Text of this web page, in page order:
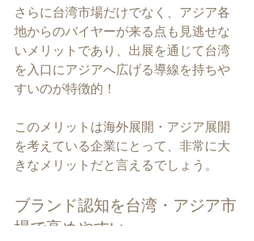
さらに台湾市場だけでなく、アジア各
地からのバイヤーが来る点も見逃せな
いメリットであり、出展を通じて台湾
を入口にアジアへ広げる導線を持ちや
すいのが特徴的！
このメリットは海外展開・アジア展開
を考えている企業にとって、非常に大
きなメリットだと言えるでしょう。
ブランド認知を台湾・アジア市
場で高めやすい